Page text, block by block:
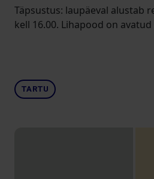
Täpsustus: laupäeval alustab
kell 16.00. Lihapood on avatud
TARTU